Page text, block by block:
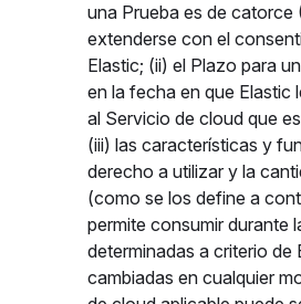
una Prueba es de catorce
extenderse con el
Elastic; (ii) el Plazo para
en la fecha en que Elastic
al Servicio de cloud que
(iii) las características y
derecho a utilizar y la
(como se los define a
permite consumir durante
determinadas a criterio de
cambiadas en cualquier